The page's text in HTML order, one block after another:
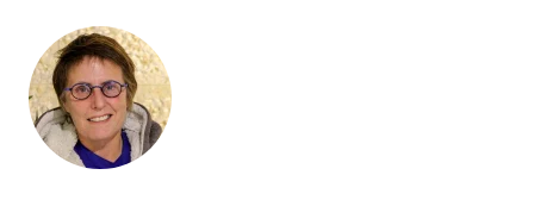
Steun Israël
Service & Contact